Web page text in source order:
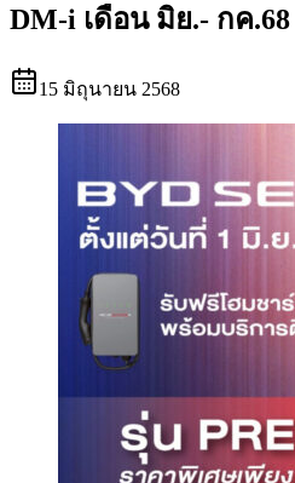
DM-i เดือน มิย.- กค.68
15 มิถุนายน 2568